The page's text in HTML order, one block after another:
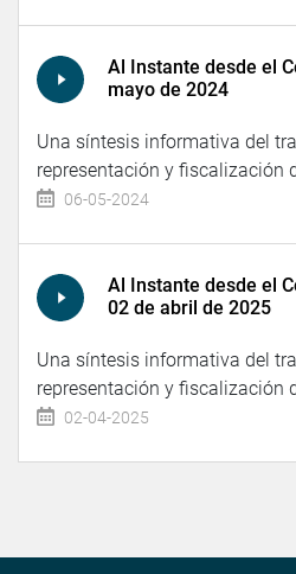
Al Instante desde el
mayo de 2024
Una síntesis informativa del
representación y fiscalización
06-05-2024
Al Instante desde el
02 de abril de 2025
Una síntesis informativa del
representación y fiscalización
02-04-2025